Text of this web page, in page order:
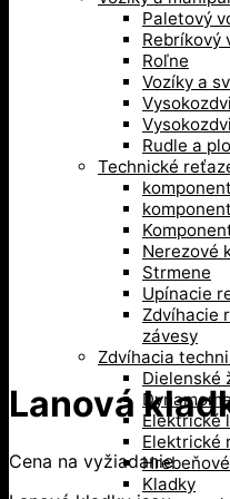
Paletový
Rebríkový
Roľne
Vozíky a
Rudle a
Technické
Nerezové
Strmene
Upínacie
Zdvíhacie
závesy
Zdvíhacia
Dielenské
Elektrické
Elektrické
Kladky
Lanová
Cena na vyžiadanie